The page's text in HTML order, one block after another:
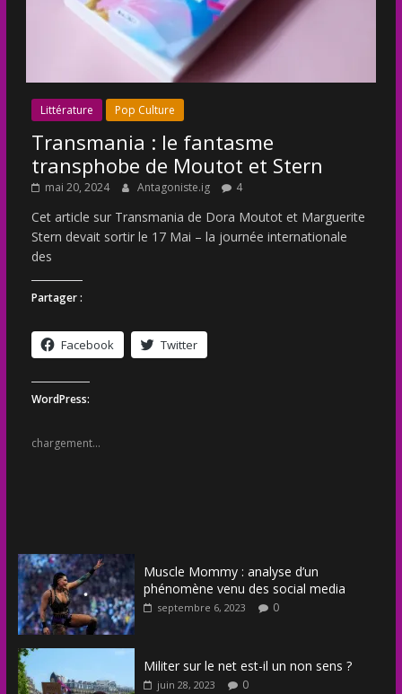
Littérature Pop Culture
Transmania : le fantasme
transphobe de Moutot et Stern
mai 20, 2024 Antagoniste.ig 4
Cet article sur Transmania de Dora Moutot et Marguerite
Stern devait sortir le 17 Mai – la journée internationale
des
Partager :
Facebook Twitter
WordPress:
chargement…
Muscle Mommy : analyse d’un
phénomène venu des social media
septembre 6, 2023 0
Militer sur le net est-il un non sens ?
juin 28, 2023 0